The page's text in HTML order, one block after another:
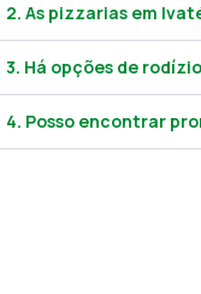
2. As pizzarias em
3. Há opções de
4. Posso encontrar